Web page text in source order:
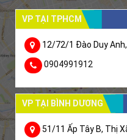
VP TẠI TPHCM
12/72/1 Đào Duy
0904991912
VP TẠI BÌNH DƯƠNG
51/11 Ấp Tây B, Thị